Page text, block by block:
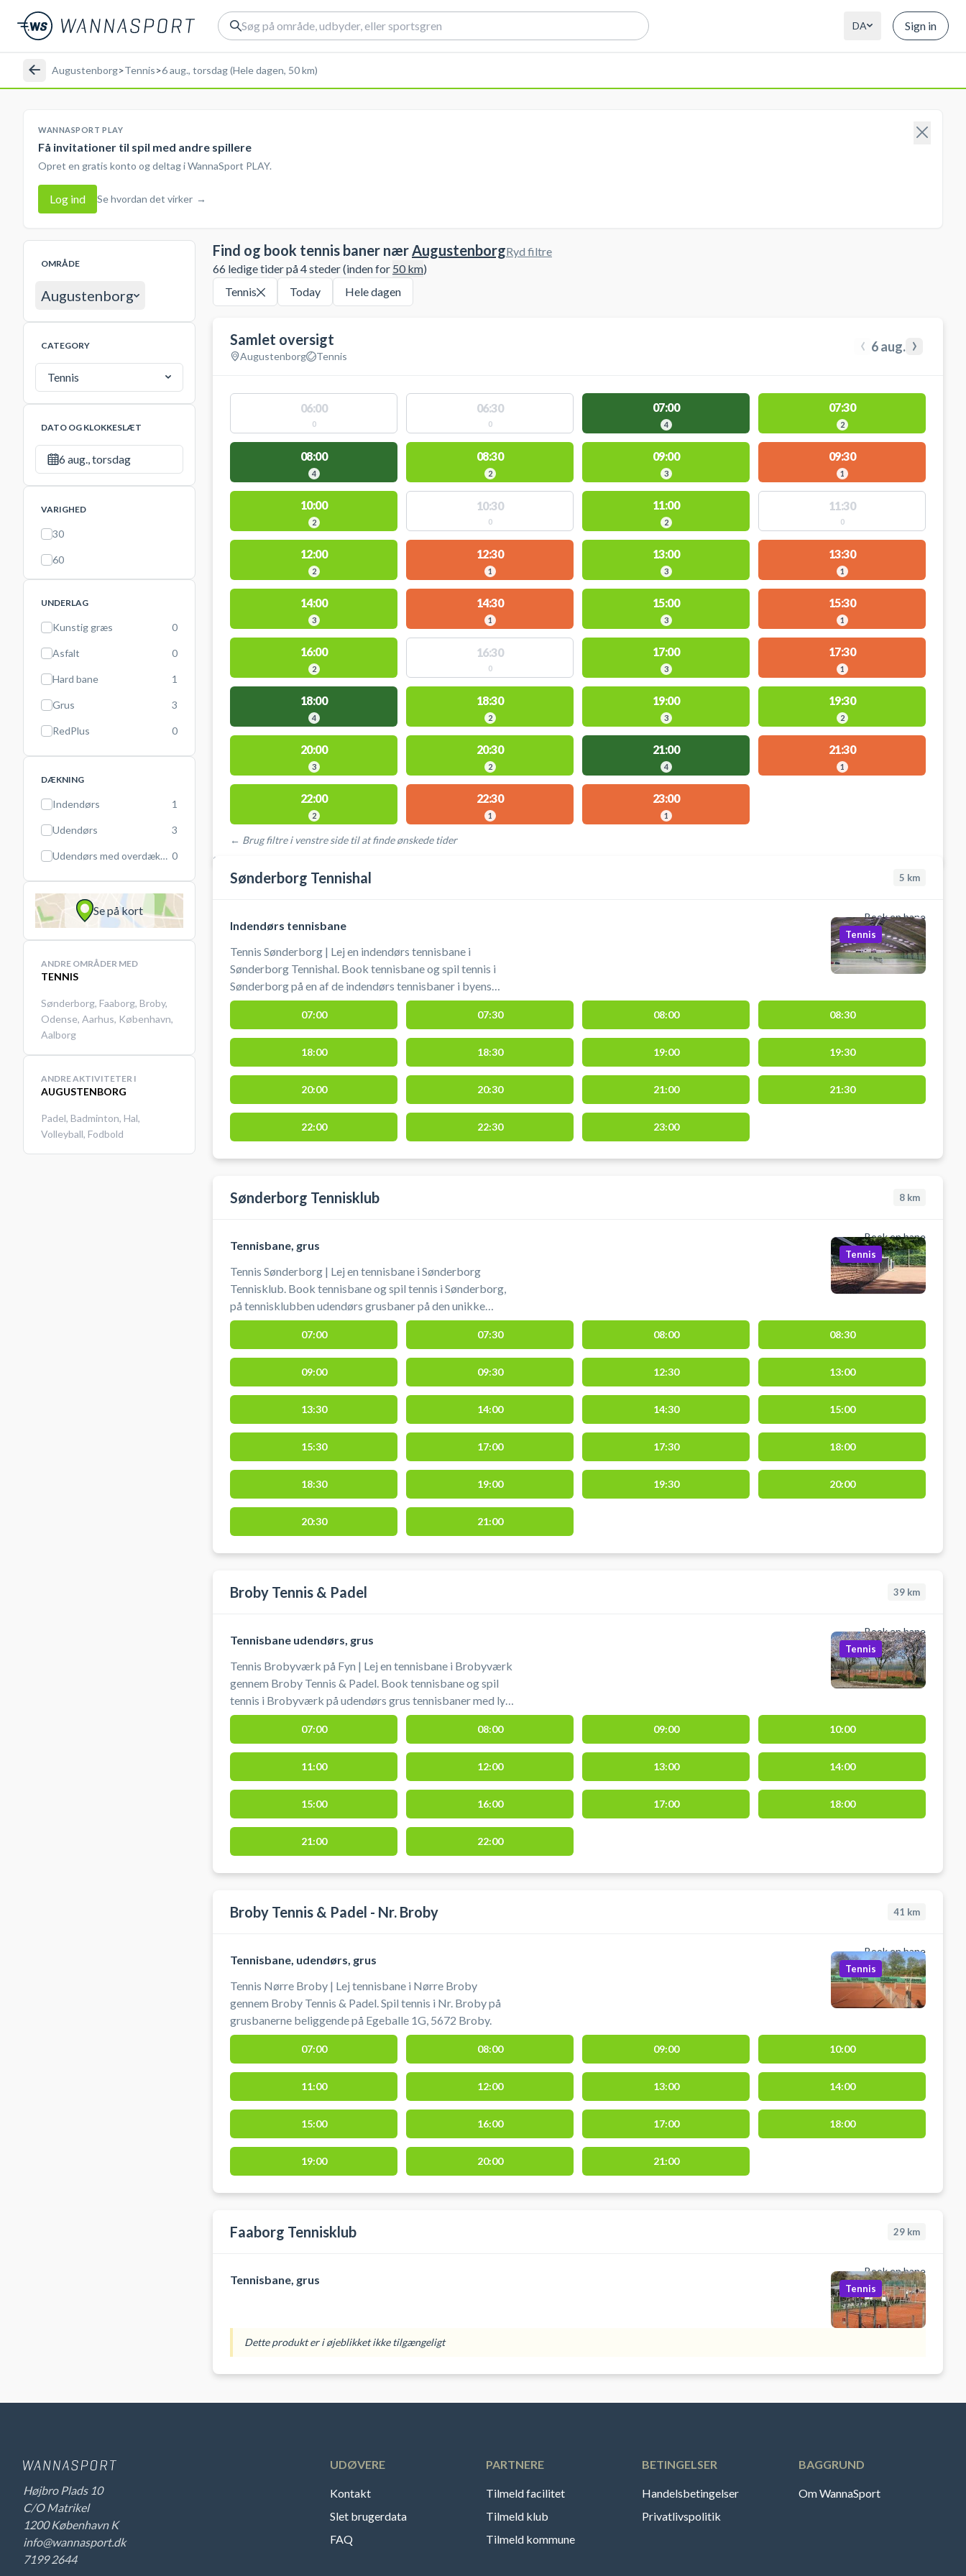
DA Sign in
Augustenborg>Tennis>6 aug., torsdag (Hele dagen, 50 km)
WANNASPORT PLAY
Få invitationer til spil med andre spillere
Opret en gratis konto og deltag i WannaSport PLAY.
Log ind Se hvordan det virker →
OMRÅDE
Augustenborg
CATEGORY
Tennis
DATO OG KLOKKESLÆT
6 aug., torsdag
VARIGHED
30
60
UNDERLAG
Kunstig græs 0
Asfalt 0
Hard bane 1
Grus 3
RedPlus 0
DÆKNING
Indendørs 1
Udendørs 3
Udendørs med overdækning 0
Se på kort
ANDRE OMRÅDER MED
TENNIS
Sønderborg, Faaborg, Broby,
Odense, Aarhus, København,
Aalborg
ANDRE AKTIVITETER I
AUGUSTENBORG
Padel, Badminton, Hal,
Volleyball, Fodbold
Find og book tennis baner nærAugustenborg
66 ledige tider på 4 steder (inden for 50km)
Ryd filtre
Tennis Today Hele dagen
Samlet oversigt
Augustenborg Tennis ‹ 6 aug. ›
06:00
0
06:30
0
07:00
4
07:30
2
08:00
4
08:30
2
09:00
3
09:30
1
10:00
2
10:30
0
11:00
2
11:30
0
12:00
2
12:30
1
13:00
3
13:30
1
14:00
3
14:30
1
15:00
3
15:30
1
16:00
2
16:30
0
17:00
3
17:30
1
18:00
4
18:30
2
19:00
3
19:30
2
20:00
3
20:30
2
21:00
4
21:30
1
22:00
2
22:30
1
23:00
1
← Brug filtre i venstre side til at finde ønskede tider
STEDER MED LEDIGE AKTIVITETER
Sønderborg Tennishal 5 km
Book en bane
Indendørs tennisbane
Tennis Sønderborg | Lej en indendørs tennisbane i
Sønderborg Tennishal. Book tennisbane og spil tennis i
Sønderborg på en af de indendørs tennisbaner i byens
tennishal. Medbring selv udstyr og bolde. Du lejer en bane
30 min af gangen. (Hvis du ønsker 60 min, så booker man
først en tid, og derefter en anden tid. )
Tennis
07:00 07:30 08:00 08:30
18:00 18:30 19:00 19:30
20:00 20:30 21:00 21:30
22:00 22:30 23:00
Sønderborg Tennisklub 8 km
Book en bane
Tennisbane, grus
Tennis Sønderborg | Lej en tennisbane i Sønderborg
Tennisklub. Book tennisbane og spil tennis i Sønderborg,
på tennisklubben udendørs grusbaner på den unikke
placering ved Kurhusskoven i Sønderborg.
Tennis
07:00 07:30 08:00 08:30
09:00 09:30 12:30 13:00
13:30 14:00 14:30 15:00
15:30 17:00 17:30 18:00
18:30 19:00 19:30 20:00
20:30 21:00
Broby Tennis & Padel 39 km
Book en bane
Tennisbane udendørs, grus
Tennis Brobyværk på Fyn | Lej en tennisbane i Brobyværk
gennem Broby Tennis & Padel. Book tennisbane og spil
tennis i Brobyværk på udendørs grus tennisbaner med lys i
hyggelige omgivelser på Fyn.
Tennis
07:00 08:00 09:00 10:00
11:00 12:00 13:00 14:00
15:00 16:00 17:00 18:00
21:00 22:00
Broby Tennis & Padel - Nr. Broby 41 km
Book en bane
Tennisbane, udendørs, grus
Tennis Nørre Broby | Lej tennisbane i Nørre Broby
gennem Broby Tennis & Padel. Spil tennis i Nr. Broby på
grusbanerne beliggende på Egeballe 1G, 5672 Broby.
Tennis
07:00 08:00 09:00 10:00
11:00 12:00 13:00 14:00
15:00 16:00 17:00 18:00
19:00 20:00 21:00
Faaborg Tennisklub 29 km
Book en bane
Tennisbane, grus
Tennis
Dette produkt er i øjeblikket ikke tilgængeligt
Højbro Plads 10
C/O Matrikel
1200 København K
info@wannasport.dk
7199 2644
UDØVERE
Kontakt
Slet brugerdata
FAQ
PARTNERE
Tilmeld facilitet
Tilmeld klub
Tilmeld kommune
BETINGELSER
Handelsbetingelser
Privatlivspolitik
BAGGRUND
Om WannaSport